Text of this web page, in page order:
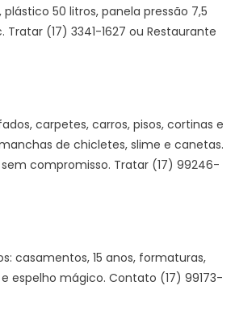
50 litros, panela pressão 7,5
(17) 3341-1627 ou Restaurante
carpetes, carros, pisos, cortinas e
de chicletes, slime e canetas.
compromisso. Tratar (17) 99246-
casamentos, 15 anos, formaturas,
espelho mágico. Contato (17) 99173-